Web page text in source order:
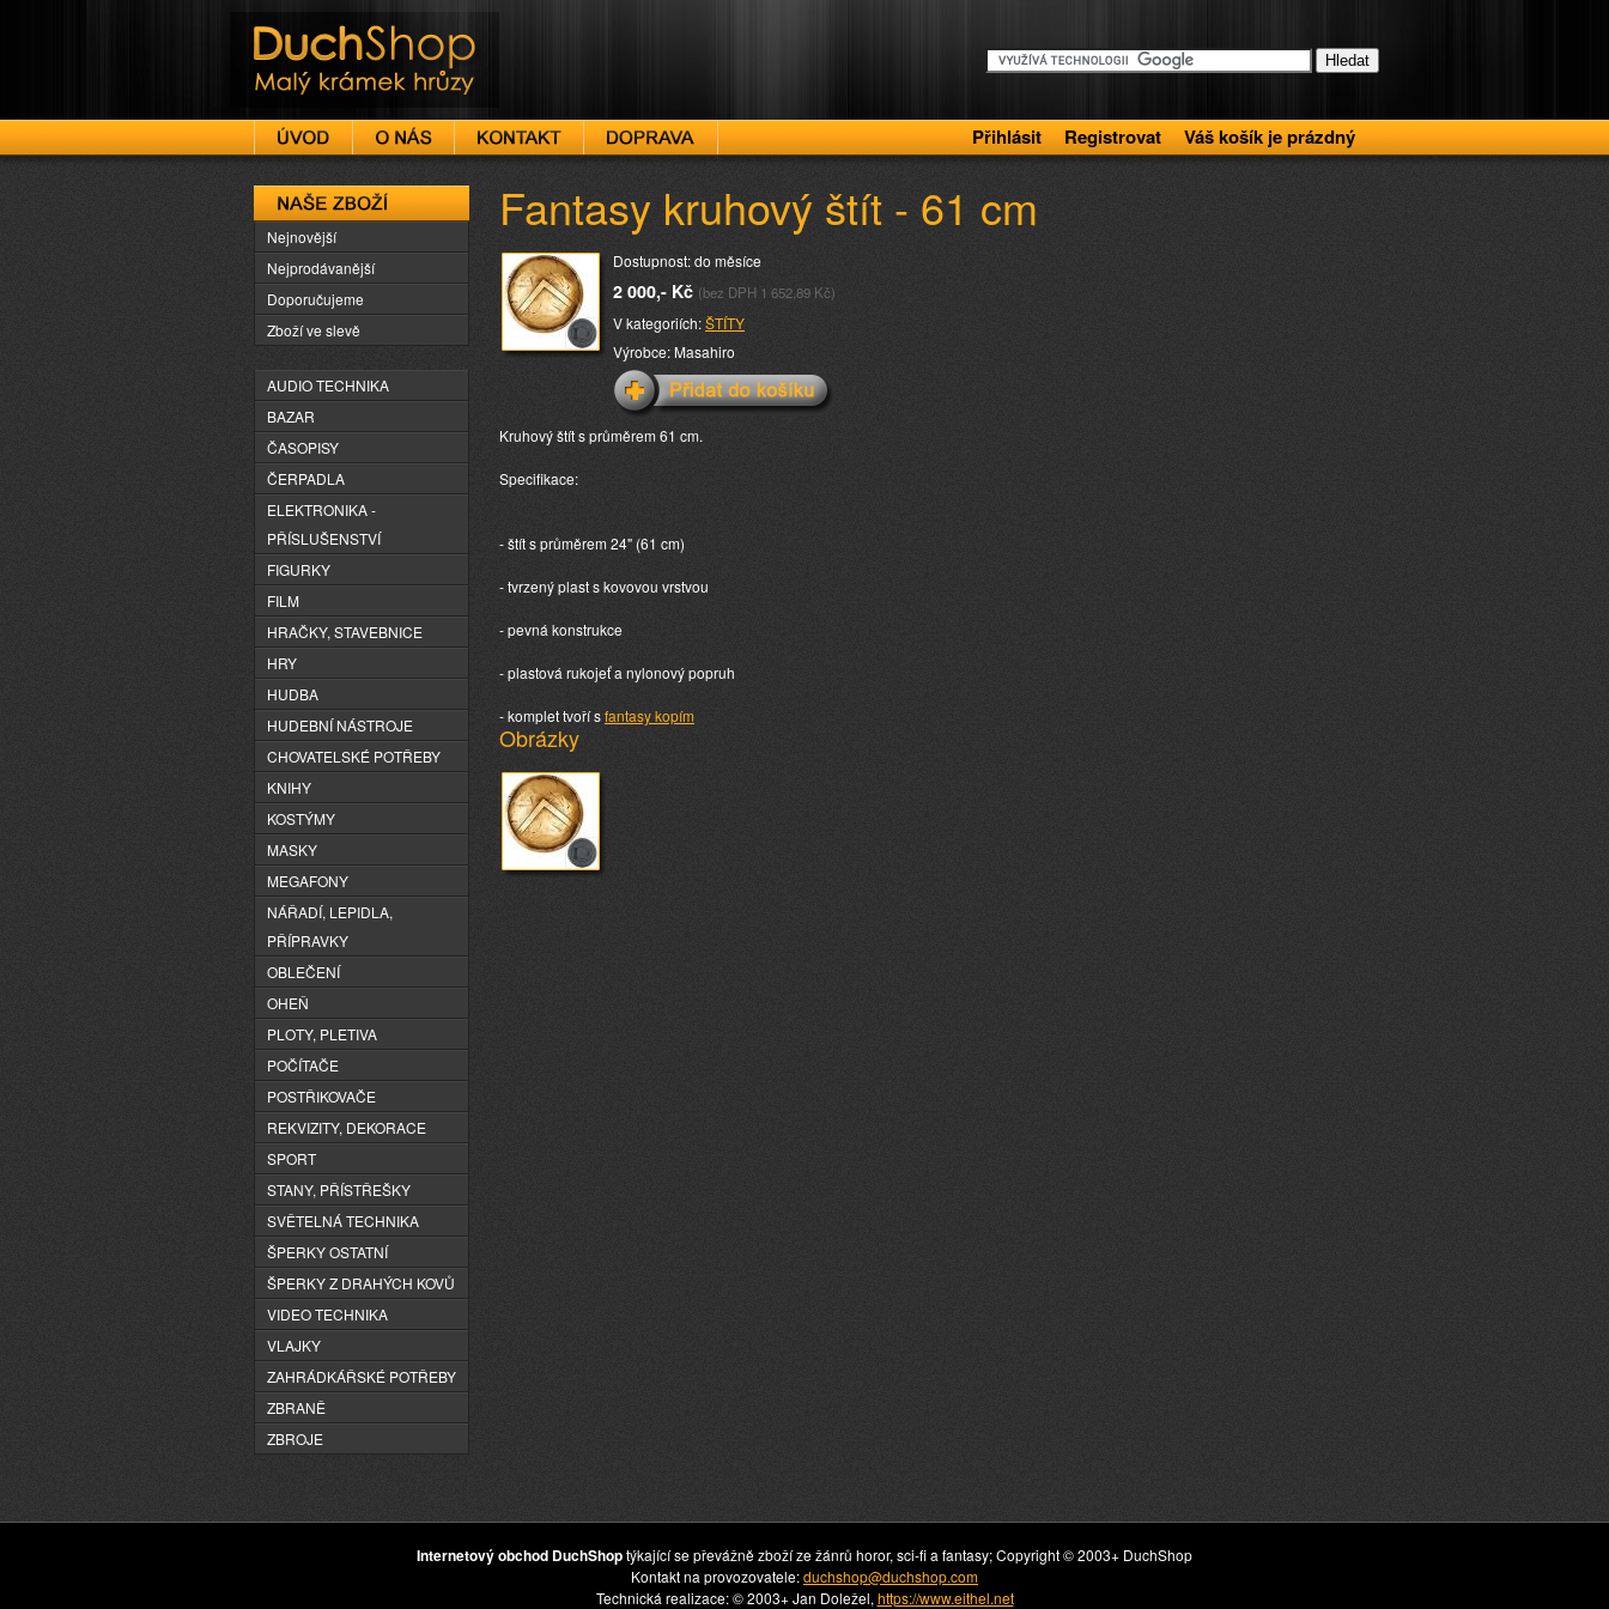
DuchShop
Přihlásit Registrovat Váš košík je prázdný
Fantasy kruhový štít - 61 cm
Dostupnost: do měsíce
2 000,- Kč (bez DPH 1 652,89 Kč)
V kategoriích:ŠTÍTY
Výrobce: Masahiro
Kruhový štít s průměrem 61 cm.
Specifikace:
- štít s průměrem 24" (61 cm)
- tvrzený plast s kovovou vrstvou
- pevná konstrukce
- plastová rukojeť a nylonový popruh
- komplet tvoří sfantasy kopím
Obrázky
Naše zboží
Nejnovější
Nejprodávanější
Doporučujeme
Zboží ve slevě
AUDIO TECHNIKA
BAZAR
ČASOPISY
ČERPADLA
ELEKTRONIKA -
PŘÍSLUŠENSTVÍ
FIGURKY
FILM
HRAČKY, STAVEBNICE
HRY
HUDBA
HUDEBNÍ NÁSTROJE
CHOVATELSKÉ POTŘEBY
KNIHY
KOSTÝMY
MASKY
MEGAFONY
NÁŘADÍ, LEPIDLA,
PŘÍPRAVKY
OBLEČENÍ
OHEŇ
PLOTY, PLETIVA
POČÍTAČE
POSTŘIKOVAČE
REKVIZITY, DEKORACE
SPORT
STANY, PŘÍSTŘEŠKY
SVĚTELNÁ TECHNIKA
ŠPERKY OSTATNÍ
ŠPERKY Z DRAHÝCH KOVŮ
VIDEO TECHNIKA
VLAJKY
ZAHRÁDKÁŘSKÉ POTŘEBY
ZBRANĚ
ZBROJE
Internetový obchod DuchShoptýkající se převážně zboží ze žánrů horor, sci-fi a fantasy; Copyright © 2003+ DuchShop
Kontakt na provozovatele:duchshop@duchshop.com
Technická realizace: © 2003+ Jan Doležel, https://www.eithel.net